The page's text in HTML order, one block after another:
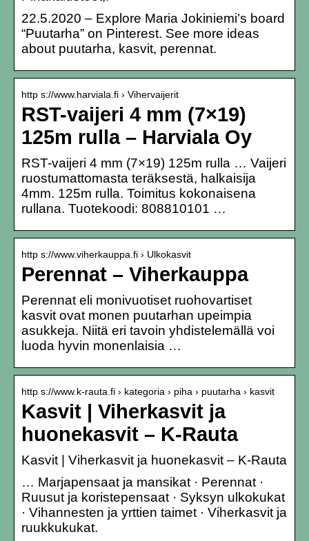
22.5.2020 – Explore Maria Jokiniemi’s board
“Puutarha” on Pinterest. See more ideas
about puutarha, kasvit, perennat.
http s://www.harviala.fi › Vihervaijerit
RST-vaijeri 4 mm (7×19)
125m rulla – Harviala Oy
RST-vaijeri 4 mm (7×19) 125m rulla … Vaijeri
ruostumattomasta teräksestä, halkaisija
4mm. 125m rulla. Toimitus kokonaisena
rullana. Tuotekoodi: 808810101 …
http s://www.viherkauppa.fi › Ulkokasvit
Perennat – Viherkauppa
Perennat eli monivuotiset ruohovartiset
kasvit ovat monen puutarhan upeimpia
asukkeja. Niitä eri tavoin yhdistelemällä voi
luoda hyvin monenlaisia …
http s://www.k-rauta.fi › kategoria › piha › puutarha › kasvit
Kasvit | Viherkasvit ja
huonekasvit – K-Rauta
Kasvit | Viherkasvit ja huonekasvit – K-Rauta
… Marjapensaat ja mansikat · Perennat ·
Ruusut ja koristepensaat · Syksyn ulkokukat
· Vihannesten ja yrttien taimet · Viherkasvit ja
ruukkukukat.